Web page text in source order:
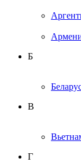
Б
В
Г